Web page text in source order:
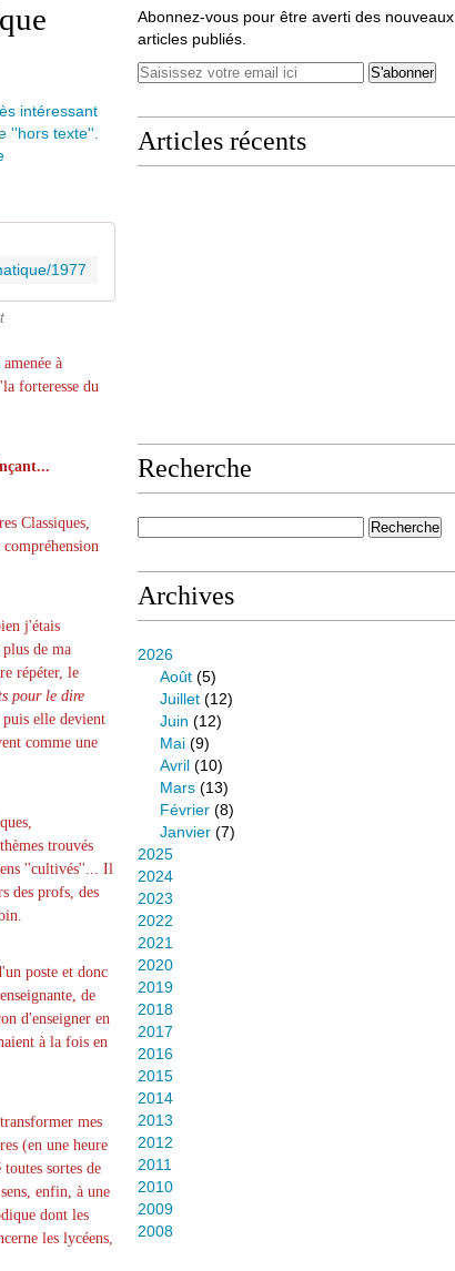
1977
à
forteresse du
Classiques,
j'étais
de ma
répéter, le
pour le dire
elle devient
comme une
trouvés
''cultivés''... Il
des profs, des
poste et donc
de
d'enseigner en
à la fois en
mes
(en une heure
sortes de
enfin, à une
dont les
les lycéens,
Abonnez-vous pour être averti des nouveaux
articles publiés.
Articles récents
Recherche
Archives
2026
Août (5)
Juillet (12)
Juin (12)
Mai (9)
Avril (10)
Mars (13)
Février (8)
Janvier (7)
2025
2024
2023
2022
2021
2020
2019
2018
2017
2016
2015
2014
2013
2012
2011
2010
2009
2008